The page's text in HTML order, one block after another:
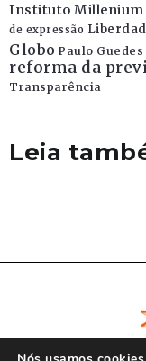
Instituto Millenium
de expressão
Globo Paulo Guedes
reforma da
Transparência
Leia